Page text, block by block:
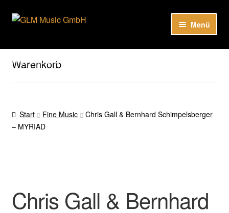
Hier sind unsere Neuigkeiten zu hören: Spotify
Zur
Zum
Menü
Unser Katalog
EN
Warenkorb
Start Fine Music
Chris Gall & Bernhard Schimpelsberger
– MYRIAD
Chris Gall & Bernhard